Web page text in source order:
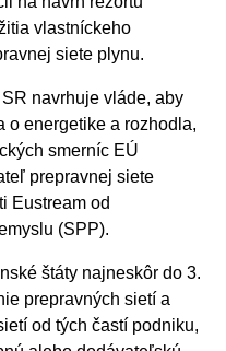
vlastníckeho
siete plynu.
navrhuje vláde, aby
o energetike a rozhodla,
smerníc EÚ
prepravnej siete
Eustream od
(SPP).
štáty najneskôr do 3.
prepravných sietí a
od tých častí podniku,